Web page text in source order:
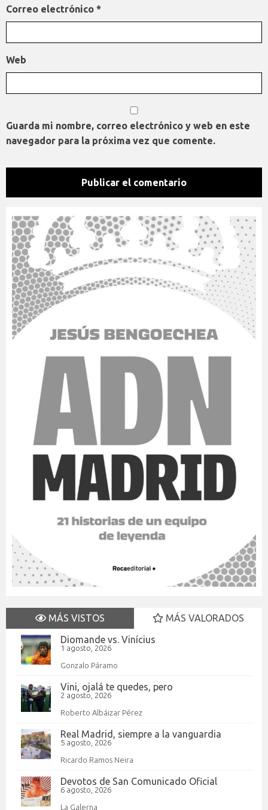
Correo electrónico *
Web
Guarda mi nombre, correo electrónico y web en este
navegador para la próxima vez que comente.
MÁS VISTOS
MÁS VALORADOS
Diomande vs. Vinícius
1 agosto, 2026
Gonzalo Páramo
Vini, ojalá te quedes, pero
2 agosto, 2026
Roberto Albáizar Pérez
Real Madrid, siempre a la vanguardia
5 agosto, 2026
Ricardo Ramos Neira
Devotos de San Comunicado Oficial
6 agosto, 2026
La Galerna